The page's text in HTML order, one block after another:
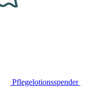
Pflegelotionsspender